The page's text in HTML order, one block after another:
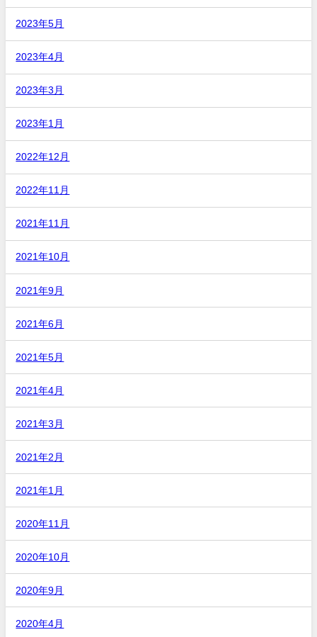
2023年5月
2023年4月
2023年3月
2023年1月
2022年12月
2022年11月
2021年11月
2021年10月
2021年9月
2021年6月
2021年5月
2021年4月
2021年3月
2021年2月
2021年1月
2020年11月
2020年10月
2020年9月
2020年4月